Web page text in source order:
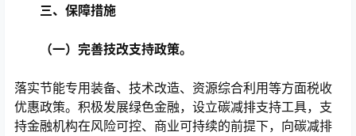
三、保障措施
（一）完善技改支持政策。
落实节能专用装备、技术改造、资源综合利用等方面税收
优惠政策。积极发展绿色金融，设立碳减排支持工具，支
持金融机构在风险可控、商业可持续的前提下，向碳减排